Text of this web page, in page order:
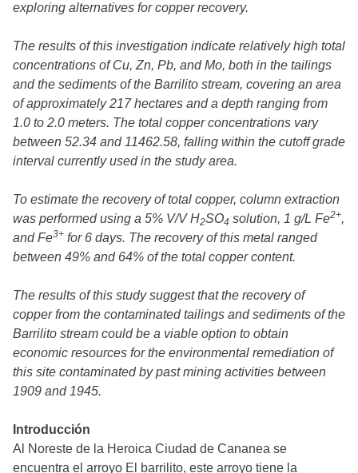
exploring alternatives for copper recovery.
The results of this investigation indicate relatively high total
concentrations of Cu, Zn, Pb, and Mo, both in the tailings
and the sediments of the Barrilito stream, covering an area
of approximately 217 hectares and a depth ranging from
1.0 to 2.0 meters. The total copper concentrations vary
between 52.34 and 11462.58, falling within the cutoff grade
interval currently used in the study area.
To estimate the recovery of total copper, column extraction
was performed using a 5% V/V H2SO4 solution, 1 g/L Fe2+,
and Fe3+ for 6 days. The recovery of this metal ranged
between 49% and 64% of the total copper content.
The results of this study suggest that the recovery of
copper from the contaminated tailings and sediments of the
Barrilito stream could be a viable option to obtain
economic resources for the environmental remediation of
this site contaminated by past mining activities between
1909 and 1945.
Introducción
Al Noreste de la Heroica Ciudad de Cananea se
encuentra el arroyo El barrilito, este arroyo tiene la